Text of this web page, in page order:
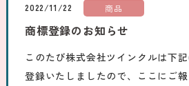
2022/11/22 商品
商標登録のお知らせ
このたび株式会社ツインクルは下
登録いたしましたので、ここにご報